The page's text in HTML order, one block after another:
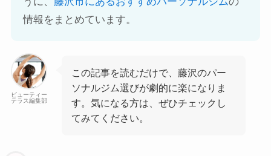
情報をまとめています。
ビューティー
テラス編集部
この記事を読むだけで、藤沢のパー
ソナルジム選びが劇的に楽になりま
す。気になる方は、ぜひチェックし
てみてください。